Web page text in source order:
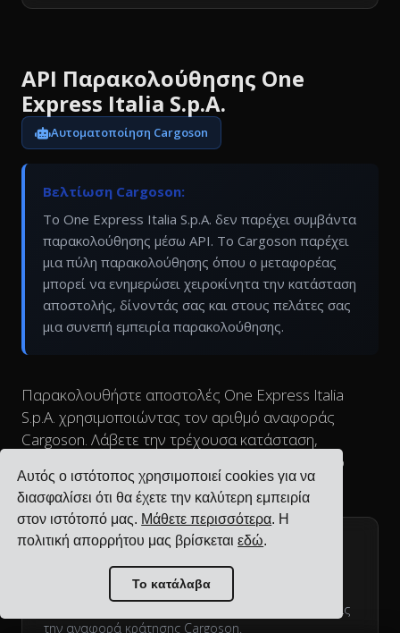
Αυτός ο ιστότοπος χρησιμοποιεί cookies για να
διασφαλίσει ότι θα έχετε την καλύτερη εμπειρία
στον ιστότοπό μας. Μάθετε περισσότερα. Η
πολιτική απορρήτου μας βρίσκεταιεδώ.
Το κατάλαβα
API Παρακολούθησης One
Express Italia S.p.A.
Αυτοματοποίηση Cargoson
Βελτίωση Cargoson:
Το One Express Italia S.p.A. δεν παρέχει συμβάντα
παρακολούθησης μέσω API. Το Cargoson παρέχει
μια πύλη παρακολούθησης όπου ο μεταφορέας
μπορεί να ενημερώσει χειροκίνητα την κατάσταση
αποστολής, δίνοντάς σας και στους πελάτες σας
μια συνεπή εμπειρία παρακολούθησης.
Παρακολουθήστε αποστολές One Express Italia
S.p.A. χρησιμοποιώντας τον αριθμό αναφοράς
Cargoson. Λάβετε την τρέχουσα κατάσταση,
ενημερώσεις τοποθεσίας και εκτιμώμενο χρόνο
παράδοσης.
Ανακτήστε λεπτομέρειες παρακολούθησης για
αποστολή One Express Italia S.p.A. χρησιμοποιώντας
την αναφορά κράτησης Cargoson.